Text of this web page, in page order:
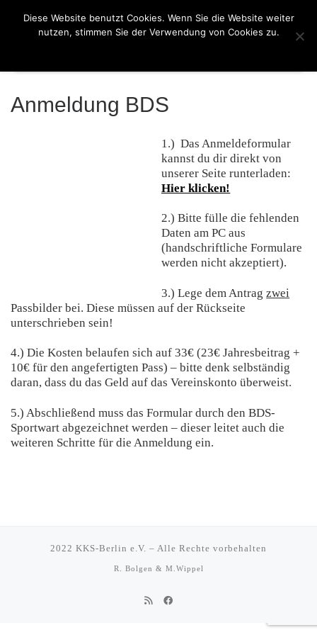
Zum Inhalt springen
Anmeldung BDS
1.) Das Anmeldeformular
kannst du dir direkt von
unserer Seite runterladen:
Hier klicken!
2.) Bitte fülle die fehlenden
Daten am PC aus
(handschriftliche Formulare
werden nicht akzeptiert).
3.) Lege dem Antragzwei
Passbilder bei. Diese müssen auf der Rückseite
unterschrieben sein!
4.) Die Kosten belaufen sich auf 33€ (23€ Jahresbeitrag +
10€ für den angefertigten Pass) – bitte denk selbständig
daran, dass du das Geld auf das Vereinskonto überweist.
5.) Abschließend muss das Formular durch den BDS-
Sportwart abgezeichnet werden – dieser leitet auch die
weiteren Schritte für die Anmeldung ein.
2022 KKS-Berlin e.V. – Alle Rechte vorbehalten
R. Bolgen & M.Wippel
Diese Website benutzt Cookies. Wenn Sie die Website weiter
nutzen, stimmen Sie der Verwendung von Cookies zu.